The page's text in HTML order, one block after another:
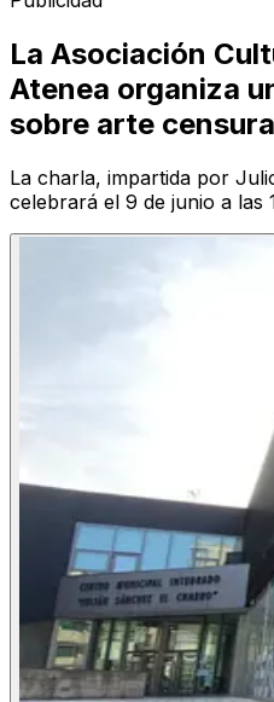
La Asociación
Atenea organiza
sobre arte
La charla, impartida por
celebrará el 9 de junio a las